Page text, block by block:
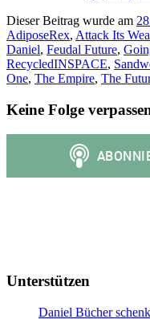
Dieser Beitrag wurde am
AdiposeRex, Attack Its
Daniel, Feudal Future,
RecycledINSPACE,
One, The Empire, The
Keine Folge
Unterstützen
Daniel Bücher